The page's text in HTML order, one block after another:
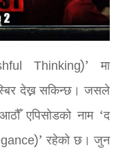
Thinking)’ मा
देख्न सकिन्छ। जसले
एपिसोडको नाम ‘द
रहेको छ। जुन